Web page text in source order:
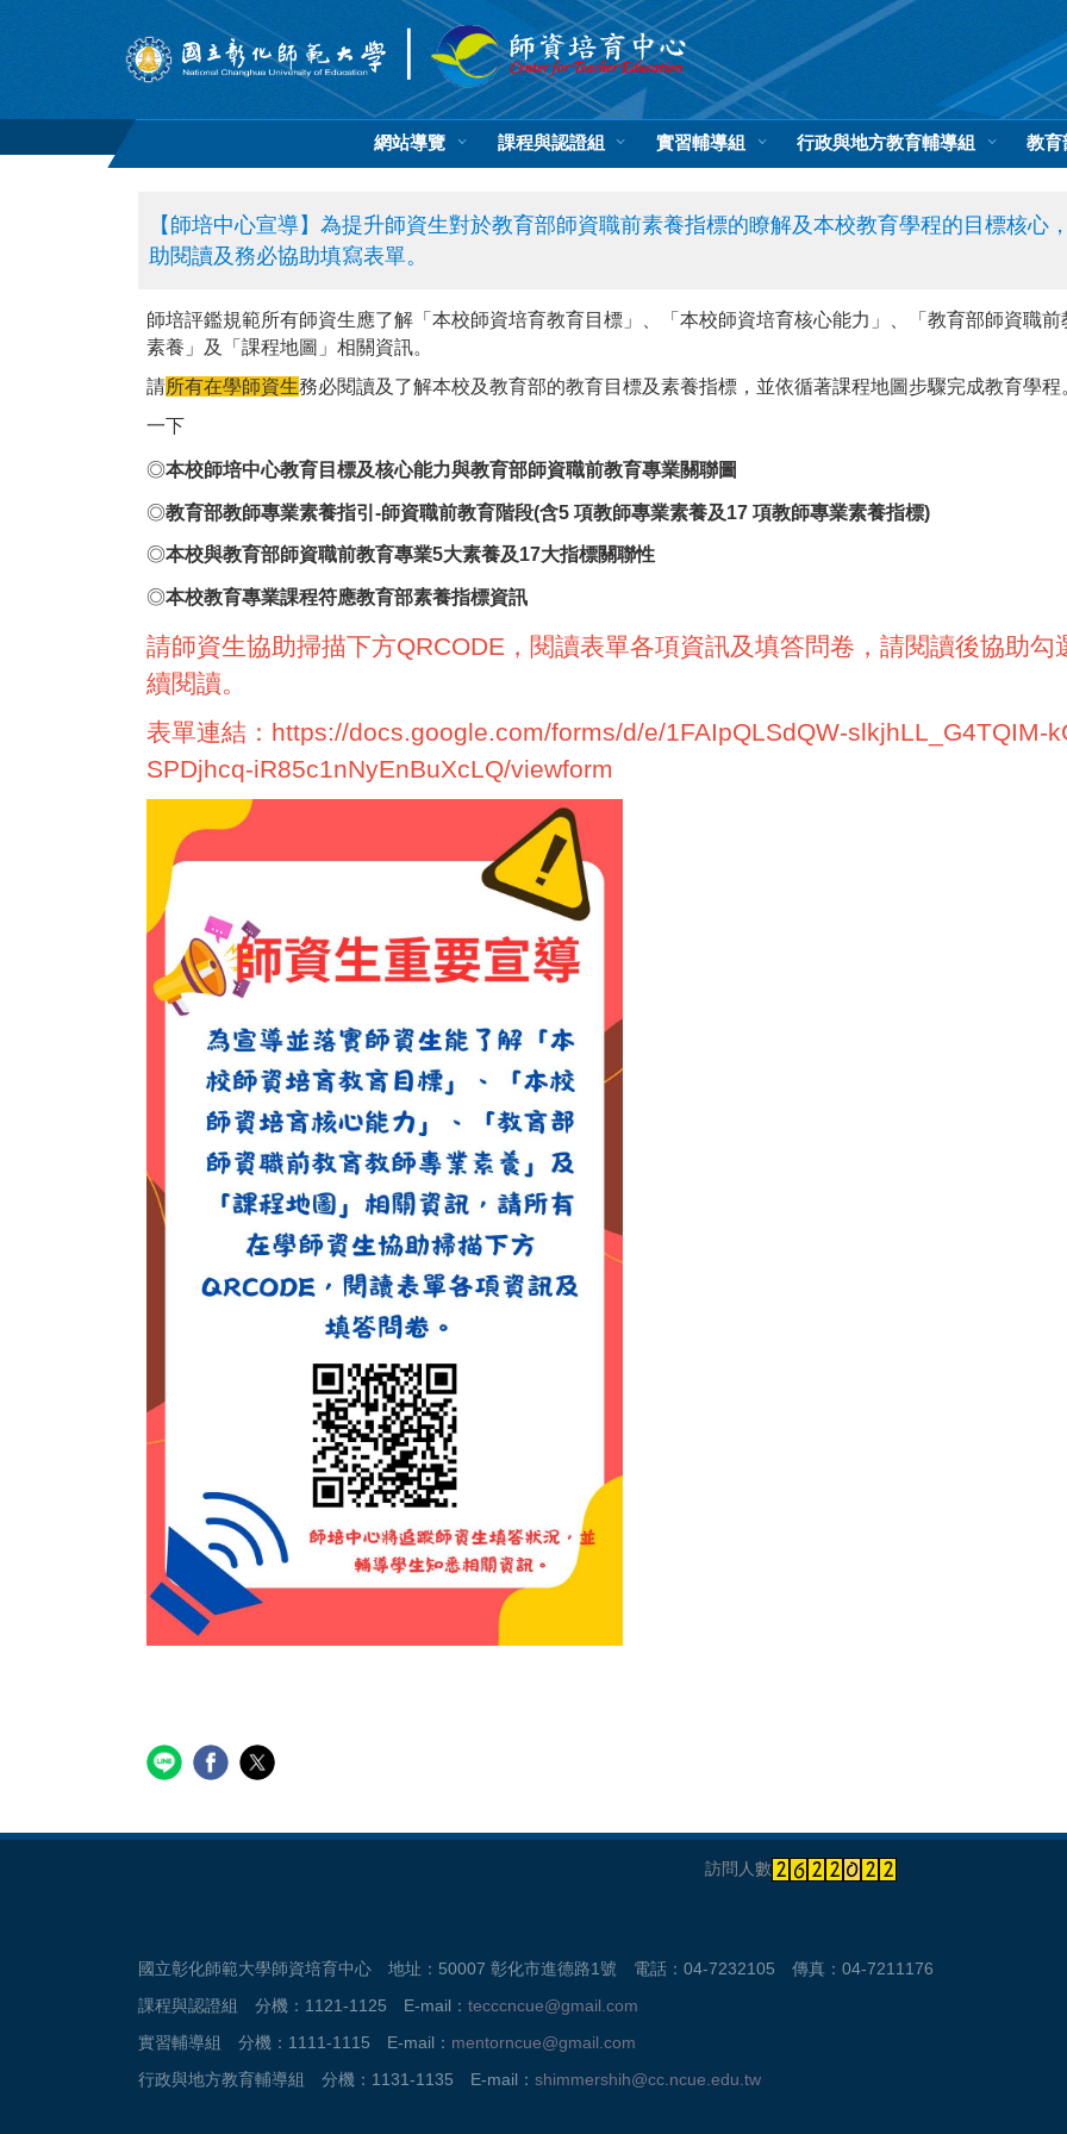
內
網站導覽 課程與認證組 實習輔導組 行政與地方教育輔導組 教育
【師培中心宣導】為提升師資生對於教育部師資職前素養指標的瞭解及本校教育學程的目標核心
助閱讀及務必協助填寫表單。
師培評鑑規範所有師資生應了解「本校師資培育教育目標」、「本校師資培育核心能力」、「教育部師資職前
素養」及「課程地圖」相關資訊。
請所有在學師資生務必閱讀及了解本校及教育部的教育目標及素養指標，並依循著課程地圖步驟完成教育學程
一下
◎本校師培中心教育目標及核心能力與教育部師資職前教育專業關聯圖
◎教育部教師專業素養指引-師資職前教育階段(含5 項教師專業素養及17 項教師專業素養指標)
◎本校與教育部師資職前教育專業5大素養及17大指標關聯性
◎本校教育專業課程符應教育部素養指標資訊
請師資生協助掃描下方QRCODE，閱讀表單各項資訊及填答問卷，請閱讀後協助勾
續閱讀。
表單連結： https://docs.google.com/forms/d/e/1FAIpQLSdQW-slkjhLL_G4TQIM-
SPDjhcq-iR85c1nNyEnBuXcLQ/viewform
訪問人數
國立彰化師範大學師資培育中心 地址：50007 彰化市進德路1號 電話：04-7232105 傳真：04-7211176
課程與認證組 分機：1121-1125 E-mail： tecccncue@gmail.com
實習輔導組 分機：1111-1115 E-mail： mentorncue@gmail.com
行政與地方教育輔導組 分機：1131-1135 E-mail： shimmershih@cc.ncue.edu.tw